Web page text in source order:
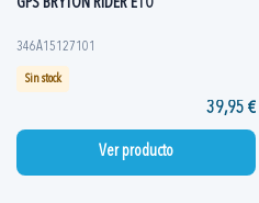
GPS BRYTON RIDER E10
346A15127101
Sin stock
39,95 €
Ver producto